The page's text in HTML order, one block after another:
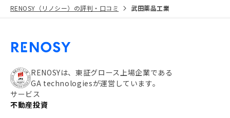
RENOSY（リノシー）の評判・口コミ
武田薬品工業
RENOSYは、東証グロース上場企業である
GA technologiesが運営しています。
サービス
不動産投資